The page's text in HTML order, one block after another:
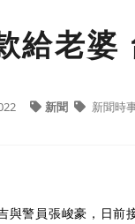
給老婆
新聞 新聞時
與警員張峻豪，日